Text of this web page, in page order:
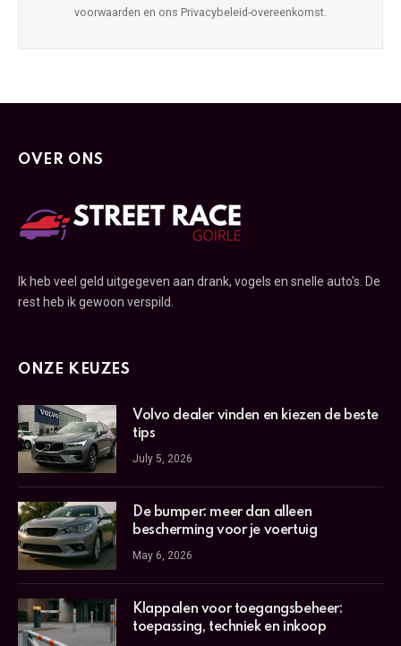
voorwaarden en ons Privacybeleid-overeenkomst.
OVER ONS
Ik heb veel geld uitgegeven aan drank, vogels en snelle auto's. De
rest heb ik gewoon verspild.
ONZE KEUZES
Volvo dealer vinden en kiezen de beste
tips
July 5, 2026
De bumper: meer dan alleen
bescherming voor je voertuig
May 6, 2026
Klappalen voor toegangsbeheer:
toepassing, techniek en inkoop